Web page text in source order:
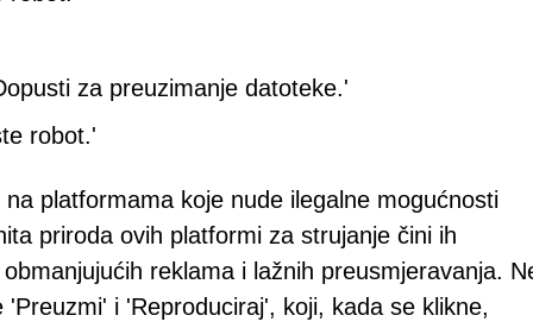
za preuzimanje datoteke.'
robot.'
platformama koje nude ilegalne mogućnosti
priroda ovih platformi za strujanje čini ih
reklama i lažnih preusmjeravanja.
i 'Reproduciraj', koji, kada se klikne,